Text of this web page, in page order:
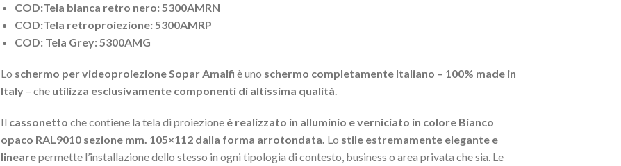
COD:Tela bianca retro nero: 5300AMRN
COD:Tela retroproiezione: 5300AMRP
COD: Tela Grey: 5300AMG
Lo schermo per videoproiezione Sopar Amalfi è uno schermo completamente Italiano – 100% made in
Italy– che utilizza esclusivamente componenti di altissima qualità.
Il cassonetto che contiene la tela di proiezione è realizzato in alluminio e verniciato in colore Bianco
opaco RAL9010 sezione mm. 105×112 dalla forma arrotondata. Lo stile estremamente elegante e
linearepermette l’installazione dello stesso in ogni tipologia di contesto, business o area privata che sia. Le